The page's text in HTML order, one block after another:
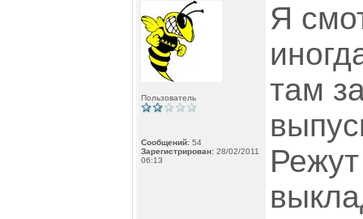
Пользователь
Сообщений: 54
Зарегистрирован: 28/02/2011
06:13
Я
там